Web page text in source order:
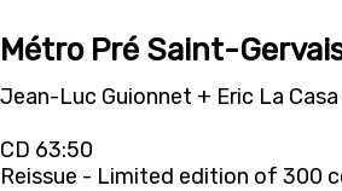
Métro Pré Saint-
Jean-Luc Guionnet + Eric La
CD 63:50
Reissue - Limited edition of 300